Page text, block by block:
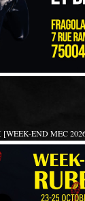
[WEEK-END MEC